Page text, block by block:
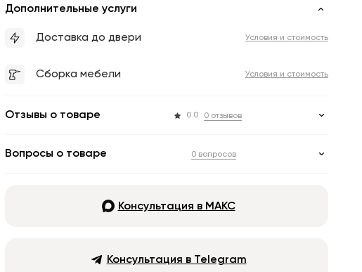
Дополнительные услуги
Доставка до двери Условия и стоимость
Сборка мебели Условия и стоимость
Отзывы о товаре 0.0 0 отзывов
Вопросы о товаре 0 вопросов
Консультация в МАКС
Консультация в Telegram